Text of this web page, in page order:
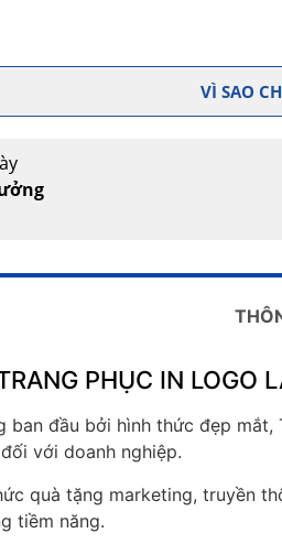
VÌ SAO
PHỤC IN LOGO
đầu bởi hình thức đẹp
với doanh nghiệp.
quà tặng marketing, truyền
tiềm năng.